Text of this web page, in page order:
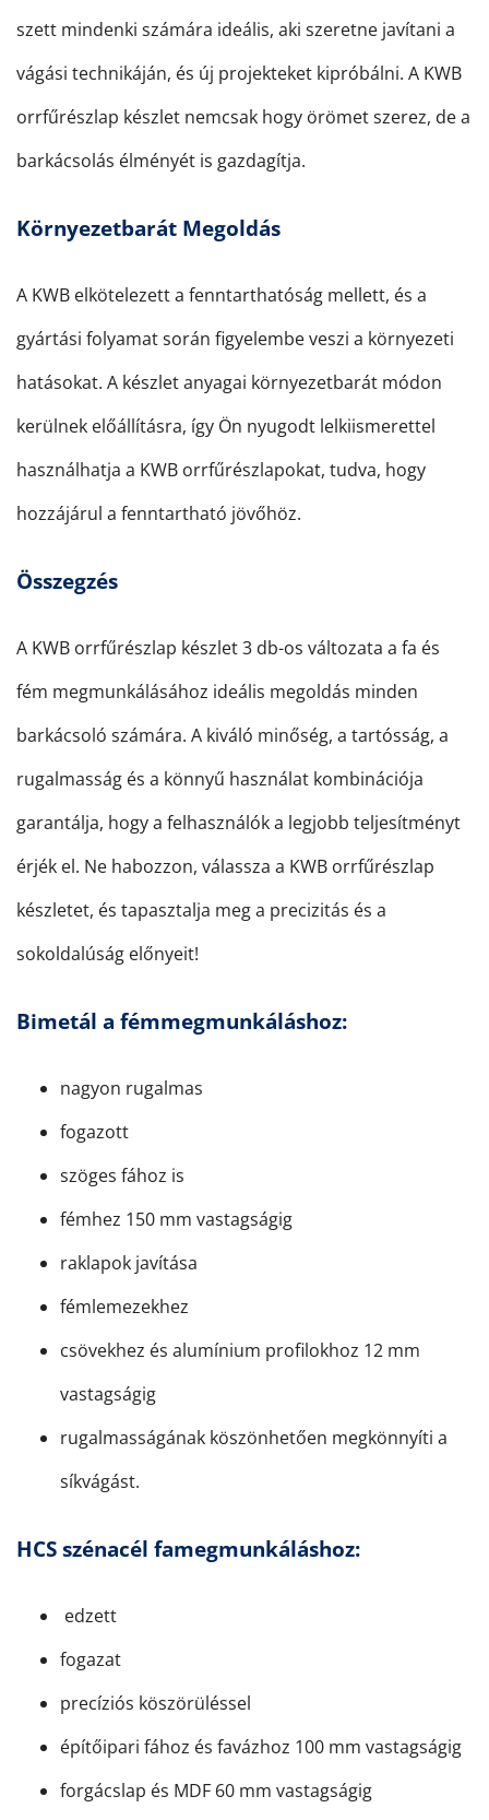
szett mindenki számára ideális, aki szeretne javítani a
vágási technikáján, és új projekteket kipróbálni. A KWB
orrfűrészlap készlet nemcsak hogy örömet szerez, de a
barkácsolás élményét is gazdagítja.
Környezetbarát Megoldás
A KWB elkötelezett a fenntarthatóság mellett, és a
gyártási folyamat során figyelembe veszi a környezeti
hatásokat. A készlet anyagai környezetbarát módon
kerülnek előállításra, így Ön nyugodt lelkiismerettel
használhatja a KWB orrfűrészlapokat, tudva, hogy
hozzájárul a fenntartható jövőhöz.
Összegzés
A KWB orrfűrészlap készlet 3 db-os változata a fa és
fém megmunkálásához ideális megoldás minden
barkácsoló számára. A kiváló minőség, a tartósság, a
rugalmasság és a könnyű használat kombinációja
garantálja, hogy a felhasználók a legjobb teljesítményt
érjék el. Ne habozzon, válassza a KWB orrfűrészlap
készletet, és tapasztalja meg a precizitás és a
sokoldalúság előnyeit!
Bimetál a fémmegmunkáláshoz:
nagyon rugalmas
fogazott
szöges fához is
fémhez 150 mm vastagságig
raklapok javítása
fémlemezekhez
csövekhez és alumínium profilokhoz 12 mm
vastagságig
rugalmasságának köszönhetően megkönnyíti a
síkvágást.
HCS szénacél famegmunkáláshoz:
edzett
fogazat
precíziós köszörüléssel
építőipari fához és favázhoz 100 mm vastagságig
forgácslap és MDF 60 mm vastagságig